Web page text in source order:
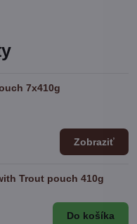
7x410g
Zobraziť
Trout pouch 410g
Do košíka